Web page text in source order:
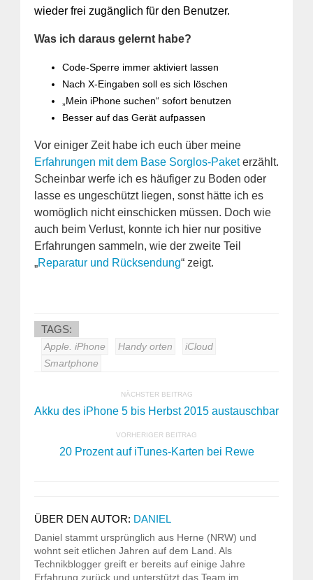
wieder frei zugänglich für den Benutzer.
Was ich daraus gelernt habe?
Code-Sperre immer aktiviert lassen
Nach X-Eingaben soll es sich löschen
„Mein iPhone suchen“ sofort benutzen
Besser auf das Gerät aufpassen
Vor einiger Zeit habe ich euch über meine
Erfahrungen mit dem Base Sorglos-Paketerzählt.
Scheinbar werfe ich es häufiger zu Boden oder
lasse es ungeschützt liegen, sonst hätte ich es
womöglich nicht einschicken müssen. Doch wie
auch beim Verlust, konnte ich hier nur positive
Erfahrungen sammeln, wie der zweite Teil
„Reparatur und Rücksendung“ zeigt.
TAGS:
Apple. iPhone Handy orten
iCloud
Smartphone
NÄCHSTER BEITRAG
Akku des iPhone 5 bis Herbst 2015 austauschbar
VORHERIGER BEITRAG
20 Prozent auf iTunes-Karten bei Rewe
ÜBER DEN AUTOR: DANIEL
Daniel stammt ursprünglich aus Herne (NRW) und
wohnt seit etlichen Jahren auf dem Land. Als
Technikblogger greift er bereits auf einige Jahre
Erfahrung zurück und unterstützt das Team im